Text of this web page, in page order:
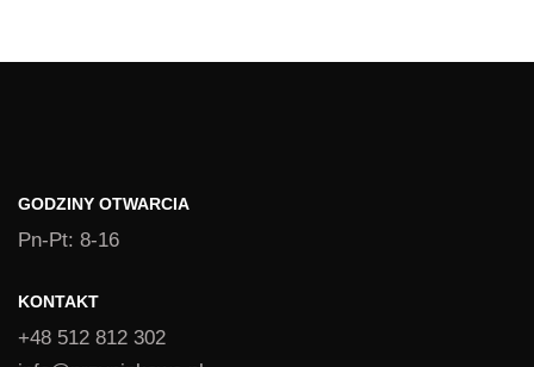
GODZINY OTWARCIA
Pn-Pt: 8-16
KONTAKT
+48 512 812 302